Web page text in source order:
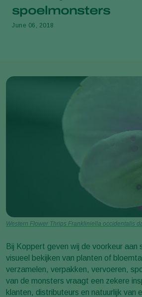
spoelmonsters
June 06, 2018
Western Flower Thrips Frankliniella occidentalis
Bij Koppert geven wij de voorkeur aan
visueel bekijken van planten of
verzamelen, verpakken, vervoeren,
van de monsters vraagt een zekere
klanten, distributeurs en natuurlijk van